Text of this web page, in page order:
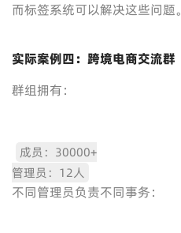
而标签系统可以解决这些问题。
实际案例四：跨境电商交流群
群组拥有：
成员：30000+
管理员：12人
不同管理员负责不同事务：